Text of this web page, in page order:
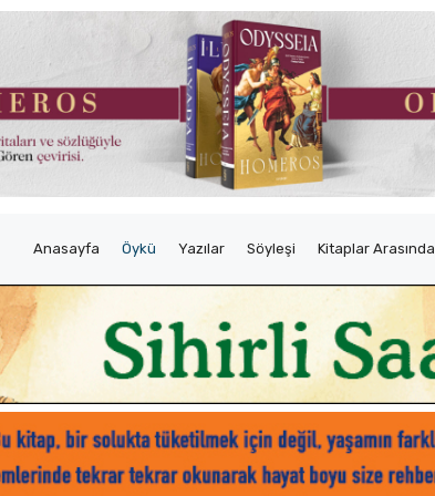
Anasayfa Öykü Yazılar Söyleşi Kitaplar Arasında